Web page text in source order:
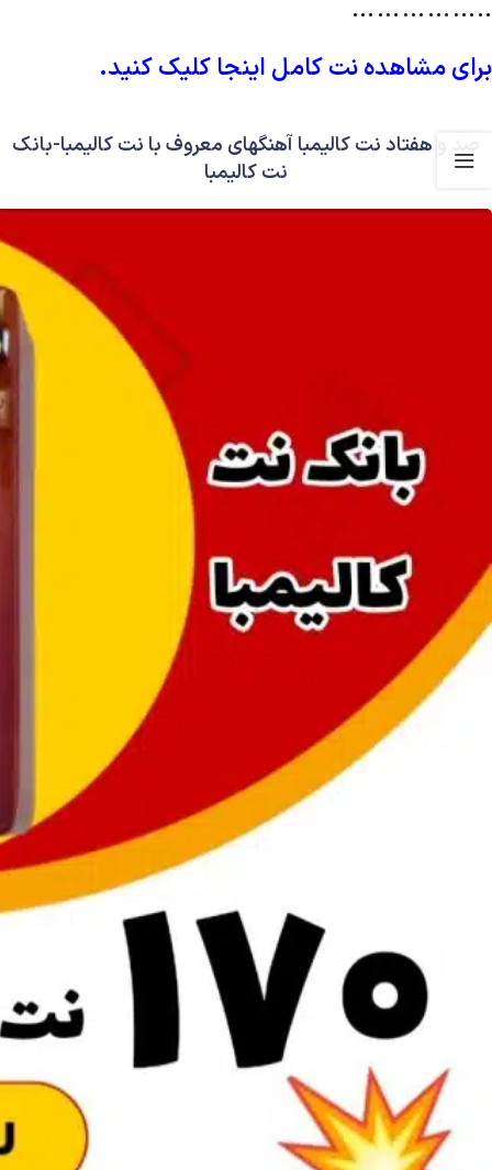
برای مشاهده نت کامل اینجا کلیک کنید.
صد و هفتاد نت کالیمبا آهنگهای معروف با نت کالیمبا-بانک
نت کالیمبا